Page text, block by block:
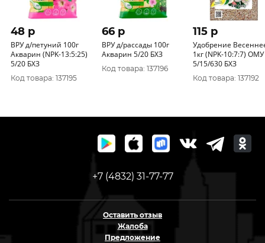
48 p
ВРУ д/петуний 100г
Акварин (NPK-13:5:25)
5/20 БХЗ
Код товара: 137195
66 p
ВРУ д/рассады 100г
Акварин 5/20 БХЗ
Код товара: 137196
115 p
Удобрение
1кг (NPK-10:7:7) ОМУ
5/15/630 БХЗ
Код товара: 137192
+7 (4832) 31-77-77
Оставить отзыв
Жалоба
Предложение